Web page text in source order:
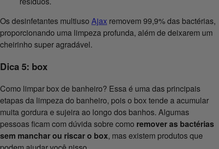
Os desinfetantes multiuso Ajax removem 99,9% das bactérias,
proporcionando uma limpeza profunda, além de deixarem um
cheirinho super agradável.
Dica 5: box
Como limpar box de banheiro? Essa é uma das principais
etapas da limpeza do banheiro, pois o box tende a acumular
muita gordura e sujeira ao longo dos banhos. Algumas
pessoas ficam com dúvida sobre como remover as bactérias
sem manchar ou riscar o box, mas existem produtos que